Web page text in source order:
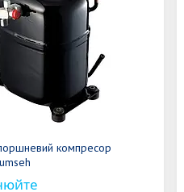
компресор